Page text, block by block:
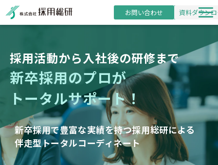
お問い合わせ 資料ダウン
研修事業
導入事例
採用・研修コラム
お役立ち資料
セミナー
採用活動から入社後の研修まで
新卒採用のプロが
トータルサポート！
新卒採用で豊富な実績を持つ採用総研による
伴走型トータルコーディネート